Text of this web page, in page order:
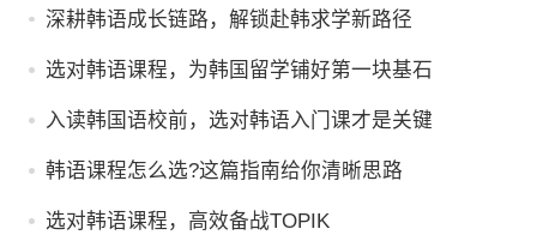
深耕韩语成长链路，解锁赴韩求学新路径
选对韩语课程，为韩国留学铺好第一块基石
入读韩国语校前，选对韩语入门课才是关键
韩语课程怎么选?这篇指南给你清晰思路
选对韩语课程，高效备战TOPIK